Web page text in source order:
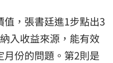
，張書廷進1步點出3
入收益來源，能有效
份的問題。第2則是